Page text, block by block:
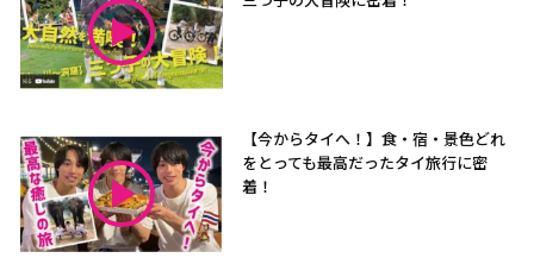
【今からタイへ！】食・宿・景色どれ
をとっても最高だったタイ旅行に密
着！